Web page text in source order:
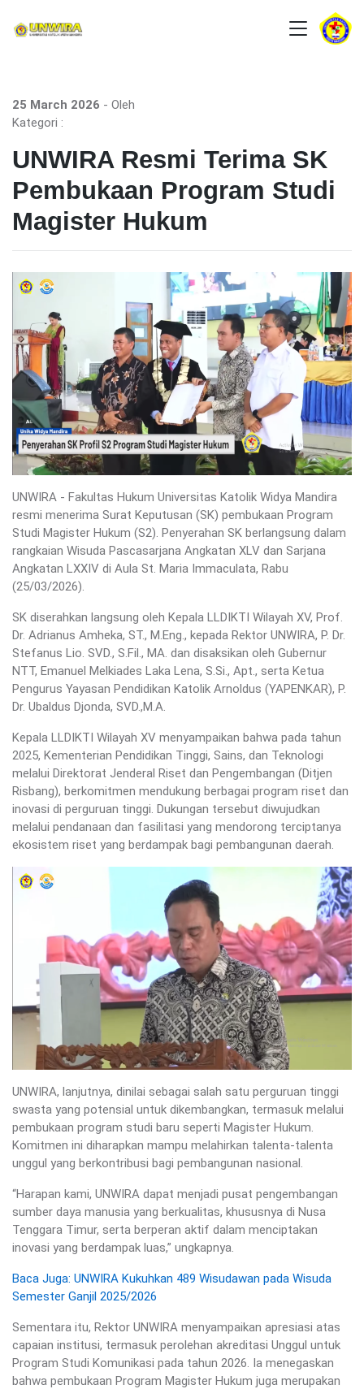
25 March 2026 - Oleh
Kategori :
UNWIRA Resmi Terima SK
Pembukaan Program Studi
Magister Hukum
UNWIRA - Fakultas Hukum Universitas Katolik Widya Mandira
resmi menerima Surat Keputusan (SK) pembukaan Program
Studi Magister Hukum (S2). Penyerahan SK berlangsung dalam
rangkaian Wisuda Pascasarjana Angkatan XLV dan Sarjana
Angkatan LXXIV di Aula St. Maria Immaculata, Rabu
(25/03/2026).
SK diserahkan langsung oleh Kepala LLDIKTI Wilayah XV, Prof.
Dr. Adrianus Amheka, ST., M.Eng., kepada Rektor UNWIRA, P. Dr.
Stefanus Lio. SVD., S.Fil., MA. dan disaksikan oleh Gubernur
NTT, Emanuel Melkiades Laka Lena, S.Si., Apt., serta Ketua
Pengurus Yayasan Pendidikan Katolik Arnoldus (YAPENKAR), P.
Dr. Ubaldus Djonda, SVD.,M.A.
Kepala LLDIKTI Wilayah XV menyampaikan bahwa pada tahun
2025, Kementerian Pendidikan Tinggi, Sains, dan Teknologi
melalui Direktorat Jenderal Riset dan Pengembangan (Ditjen
Risbang), berkomitmen mendukung berbagai program riset dan
inovasi di perguruan tinggi. Dukungan tersebut diwujudkan
melalui pendanaan dan fasilitasi yang mendorong terciptanya
ekosistem riset yang berdampak bagi pembangunan daerah.
UNWIRA, lanjutnya, dinilai sebagai salah satu perguruan tinggi
swasta yang potensial untuk dikembangkan, termasuk melalui
pembukaan program studi baru seperti Magister Hukum.
Komitmen ini diharapkan mampu melahirkan talenta-talenta
unggul yang berkontribusi bagi pembangunan nasional.
“Harapan kami, UNWIRA dapat menjadi pusat pengembangan
sumber daya manusia yang berkualitas, khususnya di Nusa
Tenggara Timur, serta berperan aktif dalam menciptakan
inovasi yang berdampak luas,” ungkapnya.
Baca Juga: UNWIRA Kukuhkan 489 Wisudawan pada Wisuda
Semester Ganjil 2025/2026
Sementara itu, Rektor UNWIRA menyampaikan apresiasi atas
capaian institusi, termasuk perolehan akreditasi Unggul untuk
Program Studi Komunikasi pada tahun 2026. Ia menegaskan
bahwa pembukaan Program Magister Hukum juga merupakan